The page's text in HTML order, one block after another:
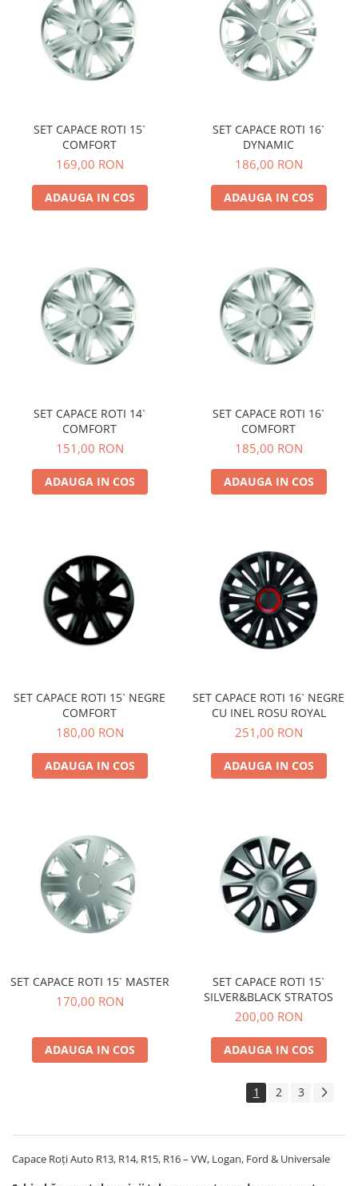
SET CAPACE ROTI 15`
COMFORT
169,00 RON
ADAUGA IN COS
SET CAPACE ROTI 16`
DYNAMIC
186,00 RON
ADAUGA IN COS
SET CAPACE ROTI 14`
COMFORT
151,00 RON
ADAUGA IN COS
SET CAPACE ROTI 16`
COMFORT
185,00 RON
ADAUGA IN COS
SET CAPACE ROTI 15` NEGRE
COMFORT
180,00 RON
ADAUGA IN COS
SET CAPACE ROTI 16` NEGRE
CU INEL ROSU ROYAL
251,00 RON
ADAUGA IN COS
SET CAPACE ROTI 15` MASTER
170,00 RON
ADAUGA IN COS
SET CAPACE ROTI 15`
SILVER&BLACK STRATOS
200,00 RON
ADAUGA IN COS
1 2 3
Capace Roți Auto R13, R14, R15, R16 – VW, Logan, Ford & Universale